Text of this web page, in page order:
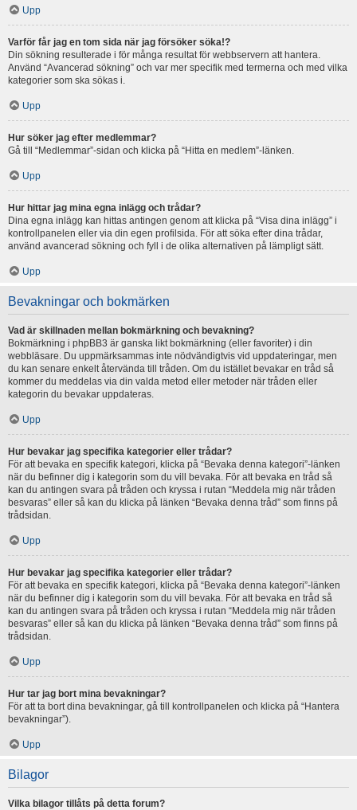
Upp
Varför får jag en tom sida när jag försöker söka!?
Din sökning resulterade i för många resultat för webbservern att hantera.
Använd “Avancerad sökning” och var mer specifik med termerna och med vilka
kategorier som ska sökas i.
Upp
Hur söker jag efter medlemmar?
Gå till “Medlemmar”-sidan och klicka på “Hitta en medlem”-länken.
Upp
Hur hittar jag mina egna inlägg och trådar?
Dina egna inlägg kan hittas antingen genom att klicka på “Visa dina inlägg” i
kontrollpanelen eller via din egen profilsida. För att söka efter dina trådar,
använd avancerad sökning och fyll i de olika alternativen på lämpligt sätt.
Upp
Bevakningar och bokmärken
Vad är skillnaden mellan bokmärkning och bevakning?
Bokmärkning i phpBB3 är ganska likt bokmärkning (eller favoriter) i din
webbläsare. Du uppmärksammas inte nödvändigtvis vid uppdateringar, men
du kan senare enkelt återvända till tråden. Om du istället bevakar en tråd så
kommer du meddelas via din valda metod eller metoder när tråden eller
kategorin du bevakar uppdateras.
Upp
Hur bevakar jag specifika kategorier eller trådar?
För att bevaka en specifik kategori, klicka på “Bevaka denna kategori”-länken
när du befinner dig i kategorin som du vill bevaka. För att bevaka en tråd så
kan du antingen svara på tråden och kryssa i rutan “Meddela mig när tråden
besvaras” eller så kan du klicka på länken “Bevaka denna tråd” som finns på
trådsidan.
Upp
Hur bevakar jag specifika kategorier eller trådar?
För att bevaka en specifik kategori, klicka på “Bevaka denna kategori”-länken
när du befinner dig i kategorin som du vill bevaka. För att bevaka en tråd så
kan du antingen svara på tråden och kryssa i rutan “Meddela mig när tråden
besvaras” eller så kan du klicka på länken “Bevaka denna tråd” som finns på
trådsidan.
Upp
Hur tar jag bort mina bevakningar?
För att ta bort dina bevakningar, gå till kontrollpanelen och klicka på “Hantera
bevakningar”).
Upp
Bilagor
Vilka bilagor tillåts på detta forum?